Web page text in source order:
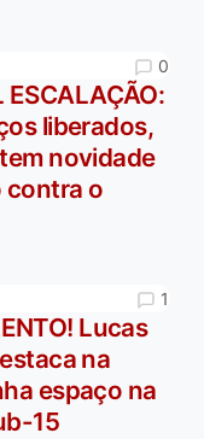
0
ESCALAÇÃO:
liberados,
novidade
contra o
1
Lucas
na
espaço na
15